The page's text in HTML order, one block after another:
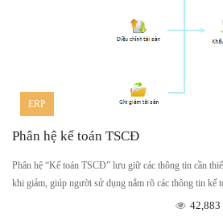
ERP
Phân hệ kế toán TSCĐ
Phân hệ “Kế toán TSCĐ” lưu giữ các thông tin cần
khi giảm, giúp người sử dụng nắm rõ các thông tin kế
42,883